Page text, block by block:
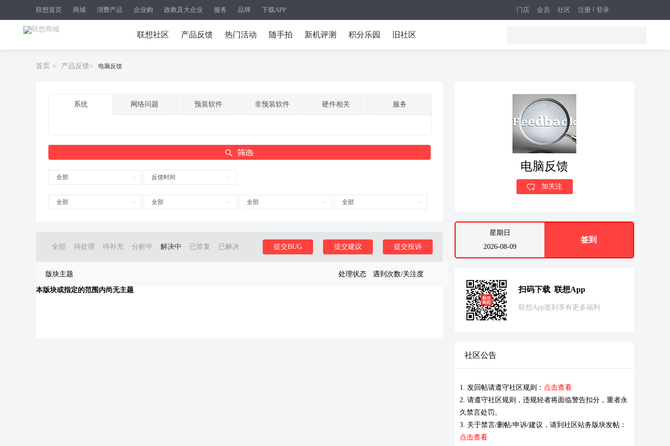
联想首页 商城 消费产品 企业购 政教及大企业 服务 品牌 下载APP 注册 登录
门店 会员 社区
联想社区 产品反馈 热门活动 随手拍 新机评测 积分乐园 旧社区
首页 > 产品反馈> 电脑反馈
系统 网络问题 预装软件 非预装软件 硬件相关 服务
全部 反馈时间
全部 全部 全部 全部
全部 待处理 待补充 分析中 解决中 已答复 已解决 提交投诉
提交建议
提交BUG
版块主题 处理状态 遇到次数/关注度
本版块或指定的范围内尚无主题
电脑反馈
加关注
星期日
2026-08-09
签到
扫码下载 联想App
联想App签到享有更多福利
社区公告
1. 发回帖请遵守社区规则： 点击查看
2. 请遵守社区规则，违规轻者将面临警告扣分，重者永
久禁言处罚。
3. 关于禁言/删帖/申诉/建议，请到社区站务版块发帖：
点击查看